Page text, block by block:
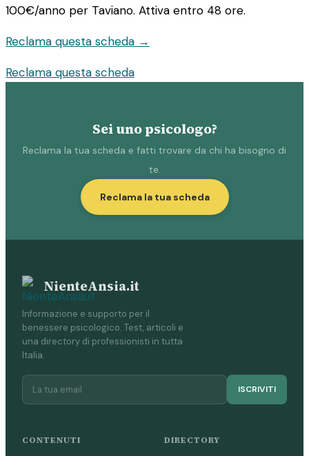
100€/anno per Taviano. Attiva entro 48 ore.
Reclama questa scheda →
Reclama questa scheda
Sei uno psicologo?
Reclama la tua scheda e fatti trovare da chi ha bisogno di
te.
Reclama la tua scheda
NienteAnsia.it
Informazione e supporto per il
benessere psicologico. Test, articoli e
una directory di professionisti in tutta
Italia.
ISCRIVITI
CONTENUTI DIRECTORY